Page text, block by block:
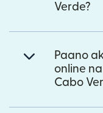
Verde?
Paano
online
Cabo